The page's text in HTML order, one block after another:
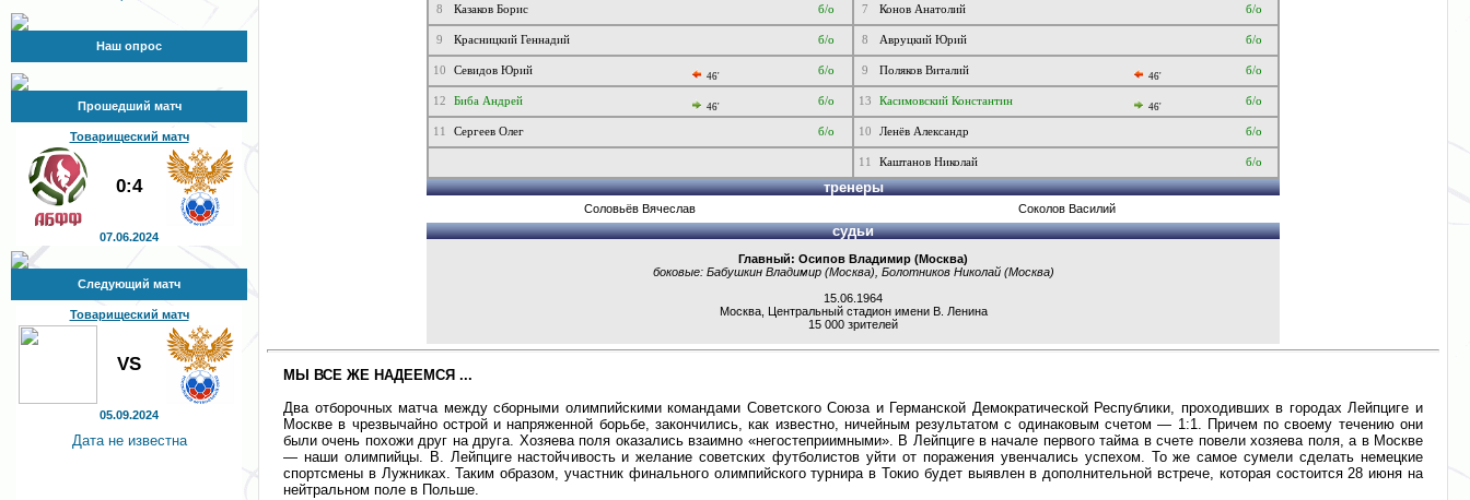
Наш опрос
Прошедший матч
Товарищеский матч
0:4
07.06.2024
Следующий матч
Товарищеский матч
VS
05.09.2024
Дата не известна
8 Казаков Борис б/о
9 Красницкий Геннадий б/о
10 Севидов Юрий 46' б/о
12 Биба Андрей 46' б/о
11 Сергеев Олег б/о
7 Конов Анатолий б/о
8 Авруцкий Юрий б/о
9 Поляков Виталий 46' б/о
13 Касимовский Константин 46' б/о
10 Ленёв Александр б/о
11 Каштанов Николай б/о
тренеры
Соловьёв Вячеслав Соколов Василий
судьи
Главный: Осипов Владимир (Москва)
боковые: Бабушкин Владимир (Москва), Болотников Николай (Москва)
15.06.1964
Москва, Центральный стадион имени В. Ленина
15 000 зрителей
МЫ ВСЕ ЖЕ НАДЕЕМСЯ ...
Два отборочных матча между сборными олимпийскими командами Советского Союза и Германской Демократической Республики, проходивших в городах Лейпциге и
Москве в чрезвычайно острой и напряженной борьбе, закончились, как известно, ничейным результатом с одинаковым счетом — 1:1. Причем по своему течению они
были очень похожи друг на друга. Хозяева поля оказались взаимно «негостеприимными». В Лейпциге в начале первого тайма в счете повели хозяева поля, а в Москве
— наши олимпийцы. В. Лейпциге настойчивость и желание советских футболистов уйти от поражения увенчались успехом. То же самое сумели сделать немецкие
спортсмены в Лужниках. Таким образом, участник финального олимпийского турнира в Токио будет выявлен в дополнительной встрече, которая состоится 28 июня на
нейтральном поле в Польше.